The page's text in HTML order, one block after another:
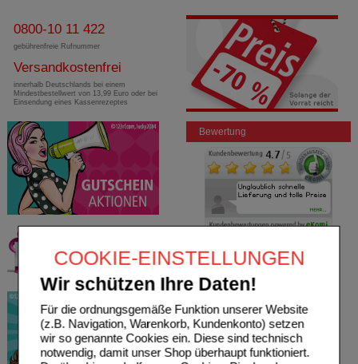
COOKIE-EINSTELLUNGEN
Wir schützen Ihre Daten!
Für die ordnungsgemäße Funktion unserer Website
(z.B. Navigation, Warenkorb, Kundenkonto) setzen
wir so genannte Cookies ein. Diese sind technisch
notwendig, damit unser Shop überhaupt funktioniert.
0800-10 11 422
gebührenfreie Rufnummer
Versandkostenfrei
innerhalb Deutschlands bei einem
Mindestbestellwert von 13,99 Euro oder bei
Einsendung eines Kassenrezeptes
Bewertung